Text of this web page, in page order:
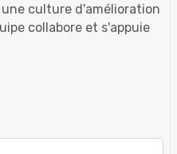
culture d'amélioration
collabore et s'appuie